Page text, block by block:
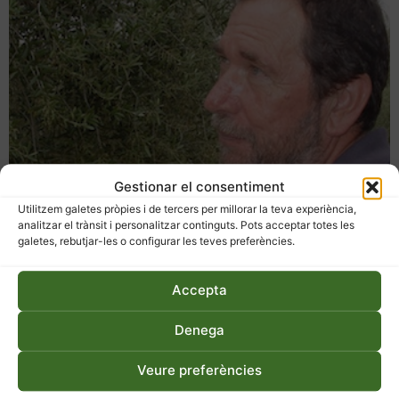
Gestionar el consentiment
Utilitzem galetes pròpies i de tercers per millorar la teva experiència,
analitzar el trànsit i personalitzar continguts. Pots acceptar totes les
galetes, rebutjar-les o configurar les teves preferències.
Accepta
Denega
Veure preferències
Mateu Nogués
Jaume Brustenga i Alba Gros En Mateu i el seu germà fa 20
anys que es dediquen a l’olivicultura ecològica. Ara com ara
porten unes 2500 oliveres a Ulldemolins i la Pobla de Cèrvols,
tot dins la Denominació d’Origen Siurana. Hem parlat de com